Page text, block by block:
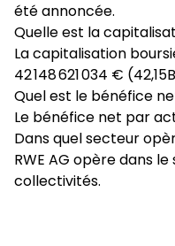
été annoncée.
Quelle est la
La capitalisation
42 148 621 034 €
Quel est le bénéfice
Le bénéfice net par
Dans quel secteur
RWE AG opère dans
collectivités.